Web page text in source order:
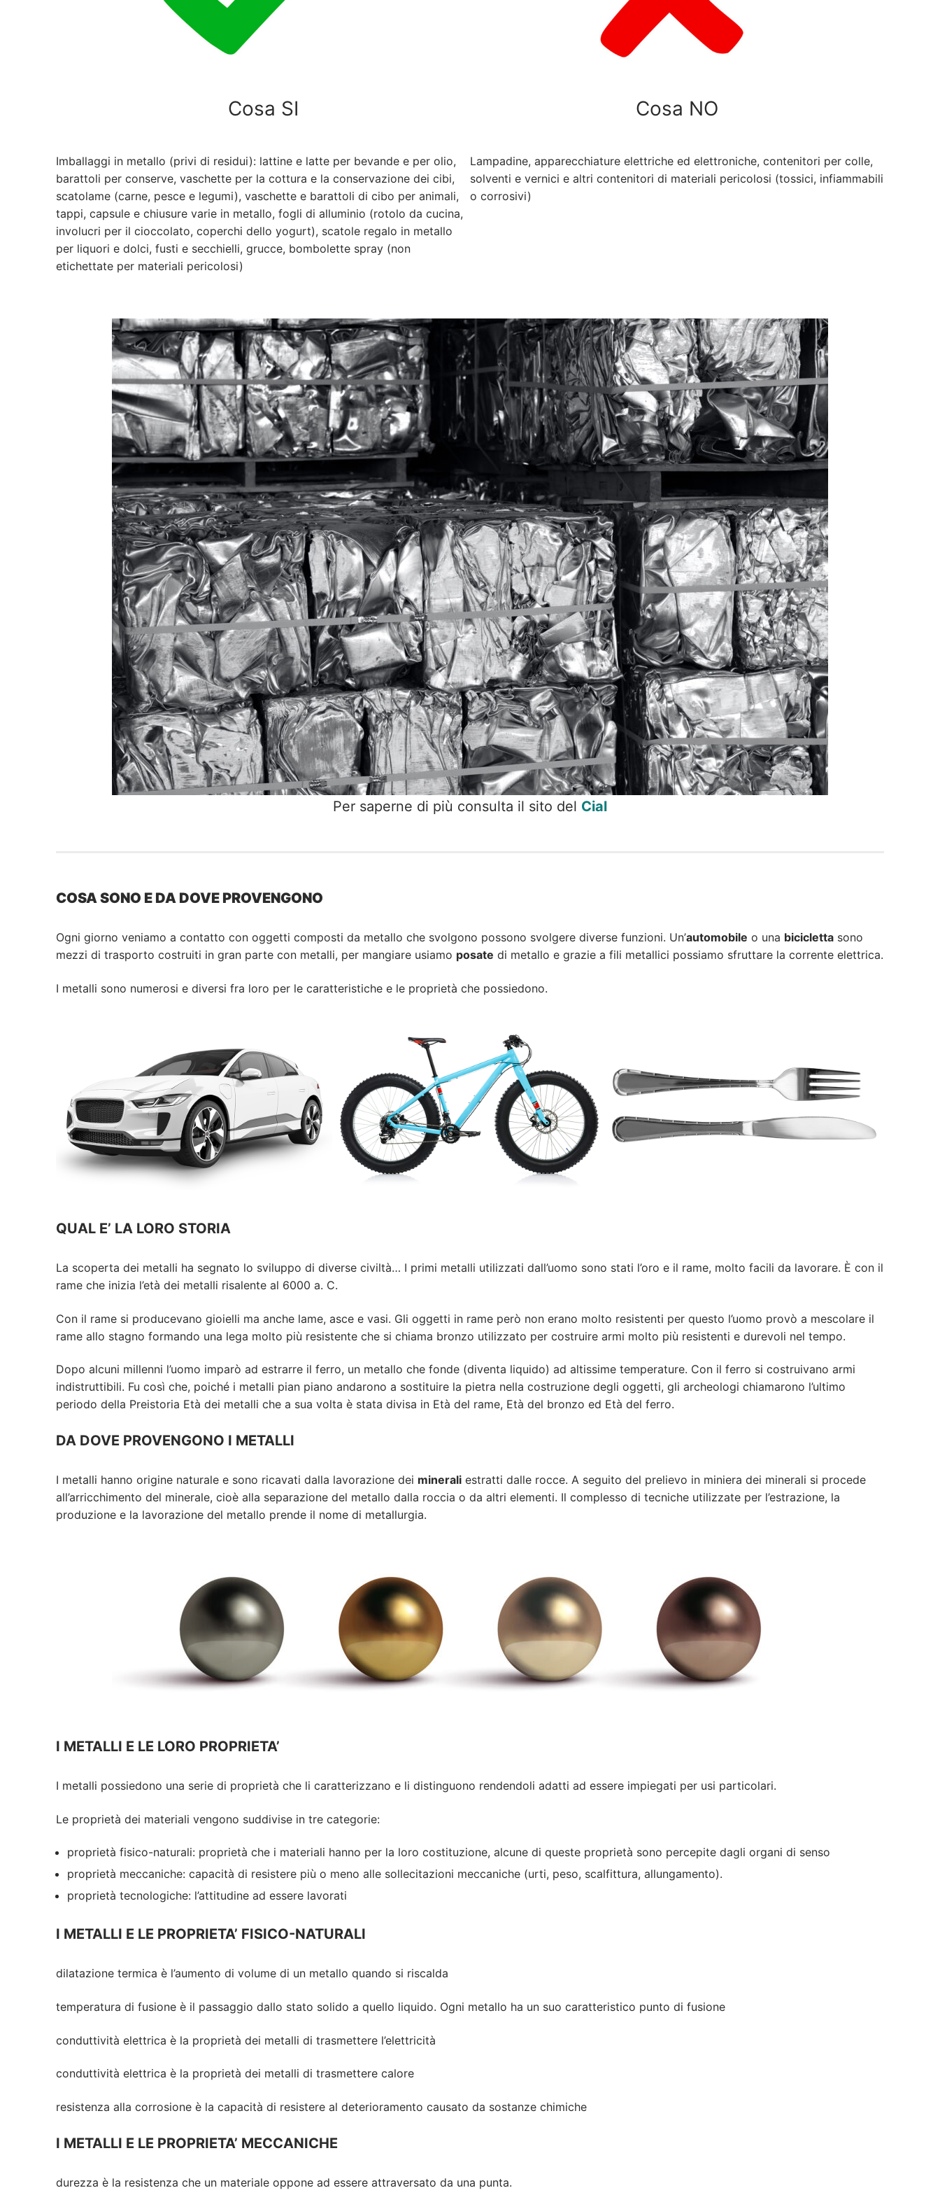
Cosa SI
Imballaggi in metallo (privi di residui): lattine e latte per bevande e per olio,
barattoli per conserve, vaschette per la cottura e la conservazione dei cibi,
scatolame (carne, pesce e legumi), vaschette e barattoli di cibo per animali,
tappi, capsule e chiusure varie in metallo, fogli di alluminio (rotolo da cucina,
involucri per il cioccolato, coperchi dello yogurt), scatole regalo in metallo
per liquori e dolci, fusti e secchielli, grucce, bombolette spray (non
etichettate per materiali pericolosi)
Cosa NO
Lampadine, apparecchiature elettriche ed elettroniche, contenitori per colle,
solventi e vernici e altri contenitori di materiali pericolosi (tossici, infiammabili
o corrosivi)
Per saperne di più consulta il sito del Cial
COSA SONO E DA DOVE PROVENGONO
Ogni giorno veniamo a contatto con oggetti composti da metallo che svolgono possono svolgere diverse funzioni. Un’automobile o una bicicletta sono
mezzi di trasporto costruiti in gran parte con metalli, per mangiare usiamo posate di metallo e grazie a fili metallici possiamo sfruttare la corrente elettrica.
I metalli sono numerosi e diversi fra loro per le caratteristiche e le proprietà che possiedono.
QUAL E’ LA LORO STORIA
La scoperta dei metalli ha segnato lo sviluppo di diverse civiltà… I primi metalli utilizzati dall’uomo sono stati l’oro e il rame, molto facili da lavorare. È con il
rame che inizia l’età dei metalli risalente al 6000 a. C.
Con il rame si producevano gioielli ma anche lame, asce e vasi. Gli oggetti in rame però non erano molto resistenti per questo l’uomo provò a mescolare il
rame allo stagno formando una lega molto più resistente che si chiama bronzo utilizzato per costruire armi molto più resistenti e durevoli nel tempo.
Dopo alcuni millenni l’uomo imparò ad estrarre il ferro, un metallo che fonde (diventa liquido) ad altissime temperature. Con il ferro si costruivano armi
indistruttibili. Fu così che, poiché i metalli pian piano andarono a sostituire la pietra nella costruzione degli oggetti, gli archeologi chiamarono l’ultimo
periodo della Preistoria Età dei metalli che a sua volta è stata divisa in Età del rame, Età del bronzo ed Età del ferro.
DA DOVE PROVENGONO I METALLI
I metalli hanno origine naturale e sono ricavati dalla lavorazione dei minerali estratti dalle rocce. A seguito del prelievo in miniera dei minerali si procede
all’arricchimento del minerale, cioè alla separazione del metallo dalla roccia o da altri elementi. Il complesso di tecniche utilizzate per l’estrazione, la
produzione e la lavorazione del metallo prende il nome di metallurgia.
I METALLI E LE LORO PROPRIETA’
I metalli possiedono una serie di proprietà che li caratterizzano e li distinguono rendendoli adatti ad essere impiegati per usi particolari.
Le proprietà dei materiali vengono suddivise in tre categorie:
proprietà fisico-naturali: proprietà che i materiali hanno per la loro costituzione, alcune di queste proprietà sono percepite dagli organi di senso
proprietà meccaniche: capacità di resistere più o meno alle sollecitazioni meccaniche (urti, peso, scalfittura, allungamento).
proprietà tecnologiche: l’attitudine ad essere lavorati
I METALLI E LE PROPRIETA’ FISICO-NATURALI
dilatazione termica è l’aumento di volume di un metallo quando si riscalda
temperatura di fusione è il passaggio dallo stato solido a quello liquido. Ogni metallo ha un suo caratteristico punto di fusione
conduttività elettrica è la proprietà dei metalli di trasmettere l’elettricità
conduttività elettrica è la proprietà dei metalli di trasmettere calore
resistenza alla corrosione è la capacità di resistere al deterioramento causato da sostanze chimiche
I METALLI E LE PROPRIETA’ MECCANICHE
durezza è la resistenza che un materiale oppone ad essere attraversato da una punta.